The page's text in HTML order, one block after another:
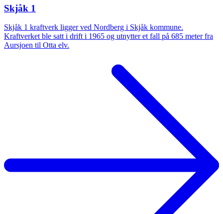
Skjåk 1
Skjåk 1 kraftverk ligger ved Nordberg i Skjåk kommune.
Kraftverket ble satt i drift i 1965 og utnytter et fall på 685 meter fra
Aursjoen til Otta elv.